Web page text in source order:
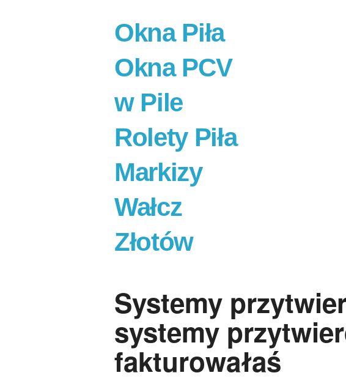
Okna Piła
Okna PCV
w Pile
Rolety Piła
Markizy
Wałcz
Złotów
Systemy
systemy
fakturowałaś